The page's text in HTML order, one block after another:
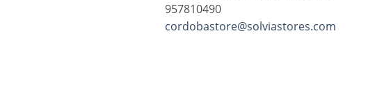
957810490
cordobastore@solviastores.com